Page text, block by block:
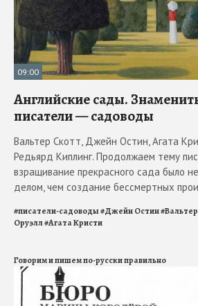
09:00
Английские сады.
писатели — садоводы
Вальтер Скотт, Джейн Остин, Агата
Редьярд Киплинг. Продолжаем тему
взращивание прекрасного сада было
делом, чем создание бессмертных
#писатели-садоводы#Джейн Остин#
Оруэлл#Агата Кристи
Говорим и пишем по-русски правильно